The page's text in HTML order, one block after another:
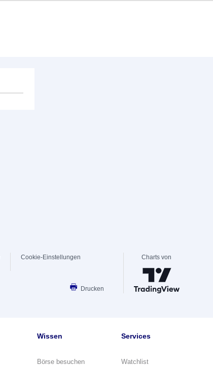
Cookie-Einstellungen
Drucken
Charts von
Wissen
Börse besuchen
Services
Watchlist